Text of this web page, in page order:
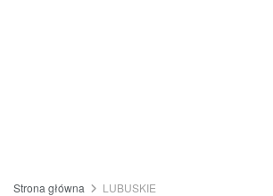
Strona główna LUBUSKIE